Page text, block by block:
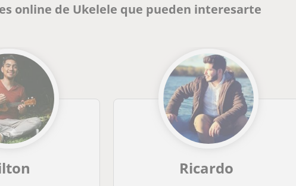
online de Ukelele que pueden interesarte
Ricardo